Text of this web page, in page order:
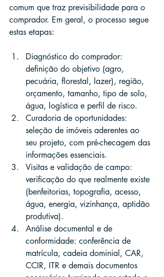
comum que traz previsibilidade para o
comprador. Em geral, o processo segue
estas etapas:
Diagnóstico do comprador:
definição do objetivo (agro,
pecuária, florestal, lazer), região,
orçamento, tamanho, tipo de solo,
água, logística e perfil de risco.
Curadoria de oportunidades:
seleção de imóveis aderentes ao
seu projeto, com pré-checagem das
informações essenciais.
Visitas e validação de campo:
verificação do que realmente existe
(benfeitorias, topografia, acesso,
água, energia, vizinhança, aptidão
produtiva).
Análise documental e de
conformidade: conferência de
matrícula, cadeia dominial, CAR,
CCIR, ITR e demais documentos